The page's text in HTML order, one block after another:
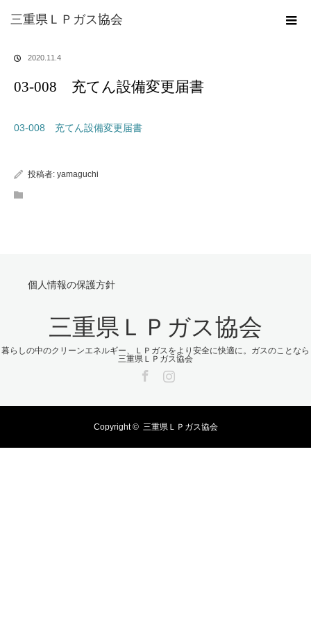
三重県ＬＰガス協会
ブログ
03-008 充てん設備変更届書
2020.11.4
03-008 充てん設備変更届書
03-008 充てん設備変更届書
投稿者: yamaguchi
個人情報の保護方針
三重県ＬＰガス協会
暮らしの中のクリーンエネルギー、ＬＰガスをより安全に快適に。ガスのことなら
三重県ＬＰガス協会
Copyright © 三重県ＬＰガス協会